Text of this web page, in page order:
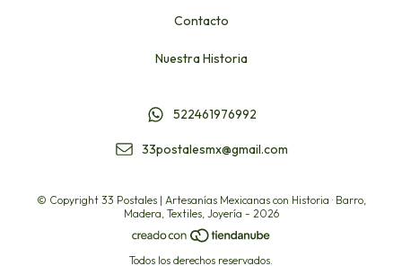
Contacto
Nuestra Historia
522461976992
33postalesmx@gmail.com
© Copyright 33 Postales | Artesanías Mexicanas con Historia · Barro,
Madera, Textiles, Joyería - 2026
Todos los derechos reservados.